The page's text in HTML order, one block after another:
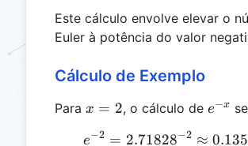
Este cálculo envolve elevar o
Euler à potência do valor
Cálculo de Exemplo
Para x
x = 2, o cálculo de e^{-
e−x
e^{-2} =
e−2 = 2.71828−2 ≈